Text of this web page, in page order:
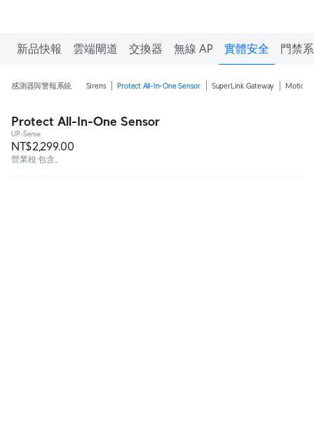
新品快報 雲端閘道 交換器 無線 AP 實體安全 門禁
感測器與警報系統 Sirens Protect All-In-One Sensor SuperLink Gateway Motion
Protect All-In-One Sensor
UP-Sense
NT$2,299.00
營業稅 包含。